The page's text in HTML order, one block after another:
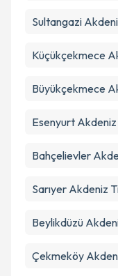
Sultangazi
Küçükçekmece
Büyükçekmece
Esenyurt
Bahçelievler
Sarıyer Akdeniz
Beylikdüzü
Çekmeköy